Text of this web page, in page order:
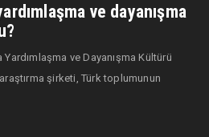
ve dayanışma
ve Dayanışma Kültürü
şirketi, Türk toplumunun